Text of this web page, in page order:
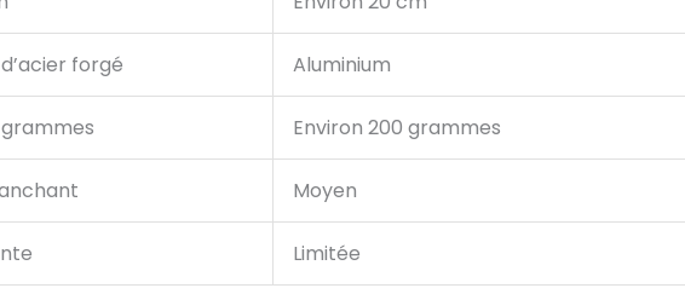
forgé Aluminium
Environ 200 grammes
Moyen
Limitée